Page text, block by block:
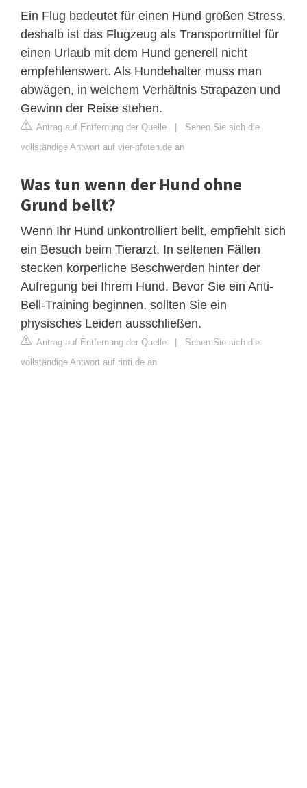
Ein Flug bedeutet für einen Hund großen Stress,
deshalb ist das Flugzeug als Transportmittel für
einen Urlaub mit dem Hund generell nicht
empfehlenswert. Als Hundehalter muss man
abwägen, in welchem Verhältnis Strapazen und
Gewinn der Reise stehen.
Antrag auf Entfernung der Quelle | Sehen Sie sich die
vollständige Antwort auf vier-pfoten.de an
Was tun wenn der Hund ohne
Grund bellt?
Wenn Ihr Hund unkontrolliert bellt, empfiehlt sich
ein Besuch beim Tierarzt. In seltenen Fällen
stecken körperliche Beschwerden hinter der
Aufregung bei Ihrem Hund. Bevor Sie ein Anti-
Bell-Training beginnen, sollten Sie ein
physisches Leiden ausschließen.
Antrag auf Entfernung der Quelle | Sehen Sie sich die
vollständige Antwort auf rinti.de an